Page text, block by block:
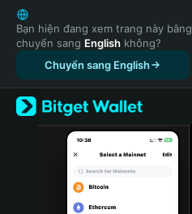
English
日本語
Tiếng Việt
Русский
Español (Latinoamérica)
Türkçe
Italiano
Bạn hiện đang xem trang này bằng
chuyển sang English không?
Chuyển sang English